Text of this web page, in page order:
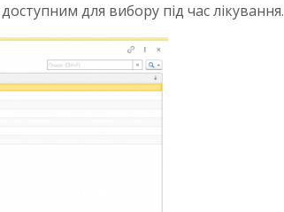
для вибору під час лікування.